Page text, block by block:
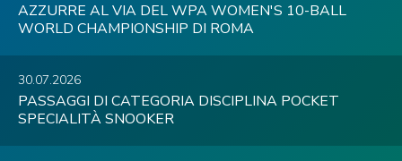
AZZURRE AL VIA DEL WPA WOMEN'S 10-BALL
WORLD CHAMPIONSHIP DI ROMA
30.07.2026
PASSAGGI DI CATEGORIA DISCIPLINA POCKET
SPECIALITÀ SNOOKER